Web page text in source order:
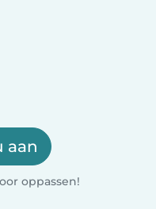
aan
oppassen!